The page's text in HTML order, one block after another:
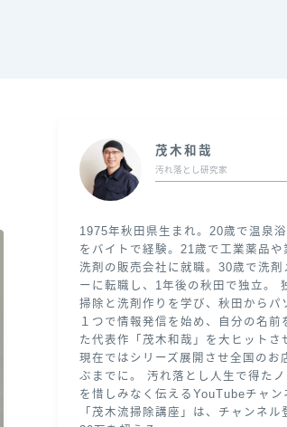
茂木和哉
汚れ落とし研究家
1975年秋田県生まれ。20歳で温泉
をバイトで経験。21歳で工業薬品や
洗剤の販売会社に就職。30歳で洗剤
ーに転職し、1年後の秋田で独立。
掃除と洗剤作りを学び、秋田からパ
１つで情報発信を始め、自分の名前
た代表作「茂木和哉」を大ヒットさ
現在ではシリーズ展開させ全国のお
ぶまでに。 汚れ落とし人生で得たノ
を惜しみなく伝えるYouTubeチャン
「茂木流掃除講座」は、チャンネル